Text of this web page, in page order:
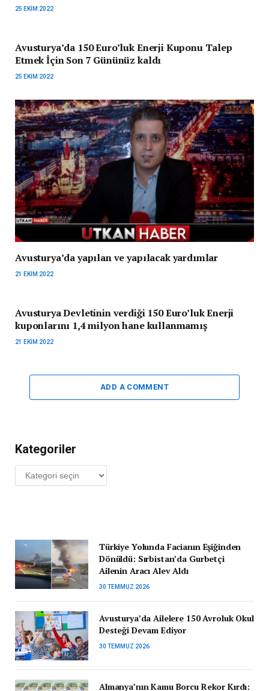
25 EKIM 2022
Avusturya’da 150 Euro’luk Enerji Kuponu Talep
Etmek İçin Son 7 Gününüz kaldı
25 EKIM 2022
Avusturya’da yapılan ve yapılacak yardımlar
21 EKIM 2022
Avusturya Devletinin verdiği 150 Euro’luk Enerji
kuponlarını 1,4 milyon hane kullanmamış
21 EKIM 2022
ADD A COMMENT
Kategoriler
Kategoriler
Türkiye Yolunda Facianın Eşiğinden
Dönüldü: Sırbistan’da Gurbetçi
Ailenin Aracı Alev Aldı
30 TEMMUZ 2026
Avusturya’da Ailelere 150 Avroluk Okul
Desteği Devam Ediyor
30 TEMMUZ 2026
Almanya’nın Kamu Borcu Rekor Kırdı: